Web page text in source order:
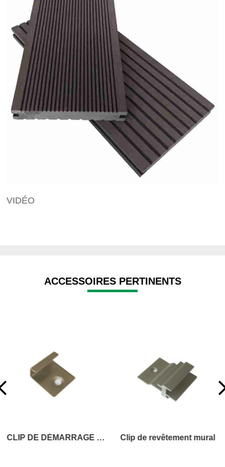
VIDÉO
ACCESSOIRES PERTINENTS
CLIP DE DÉMARRAGE DE PONT Clip de revêtement mural